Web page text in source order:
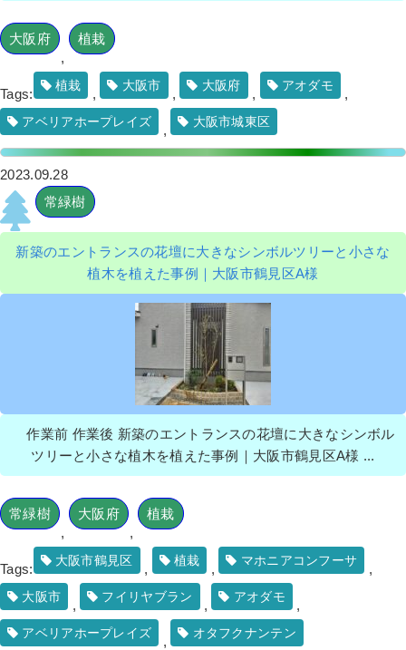
大阪府
,
植栽
Tags:
植栽
,
大阪市
,
大阪府
,
アオダモ
,
アベリアホープレイズ
,
大阪市城東区
2023.09.28
常緑樹
新築のエントランスの花壇に大きなシンボルツリーと小さな
植木を植えた事例｜大阪市鶴見区A様
作業前 作業後 新築のエントランスの花壇に大きなシンボル
ツリーと小さな植木を植えた事例｜大阪市鶴見区A様 ...
常緑樹
,
大阪府
,
植栽
Tags:
大阪市鶴見区
,
植栽
,
マホニアコンフーサ
,
大阪市
,
フイリヤブラン
,
アオダモ
,
アベリアホープレイズ
,
オタフクナンテン